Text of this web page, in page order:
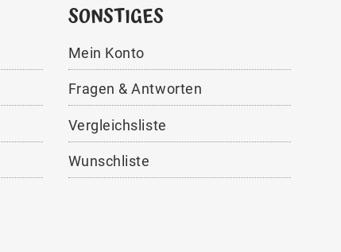
SONSTIGES
Mein Konto
Fragen & Antworten
Vergleichsliste
Wunschliste